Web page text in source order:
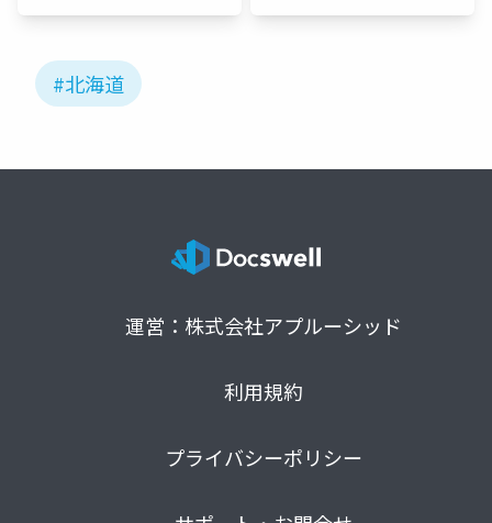
#北海道
運営：株式会社アプルーシッド
利用規約
プライバシーポリシー